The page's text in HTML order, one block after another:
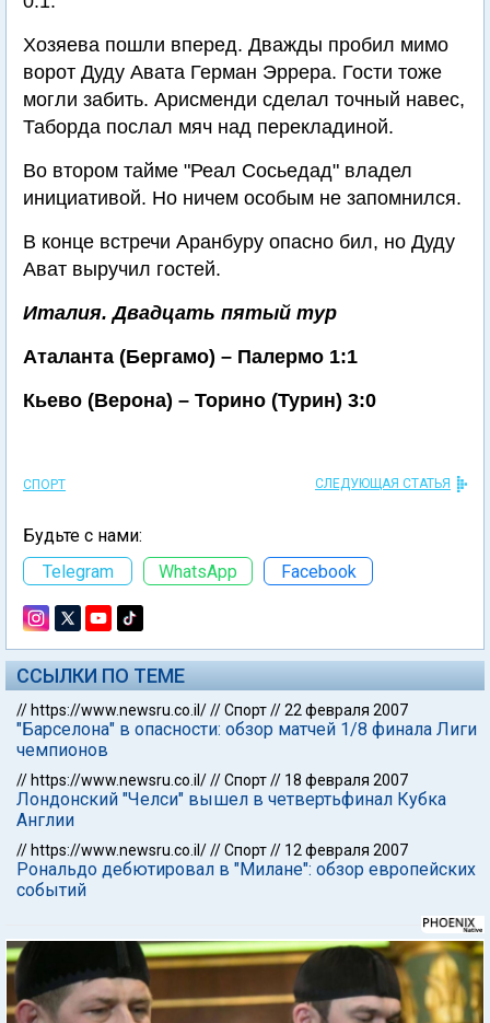
Хозяева пошли вперед. Дважды пробил мимо
ворот Дуду Авата Герман Эррера. Гости тоже
могли забить. Арисменди сделал точный навес,
Таборда послал мяч над перекладиной.
Во втором тайме "Реал Сосьедад" владел
инициативой. Но ничем особым не запомнился.
В конце встречи Аранбуру опасно бил, но Дуду
Ават выручил гостей.
Италия. Двадцать пятый тур
Аталанта (Бергамо) – Палермо 1:1
Кьево (Верона) – Торино (Турин) 3:0
СПОРТ СЛЕДУЮЩАЯ СТАТЬЯ
Будьте с нами:
Telegram
WhatsApp Facebook
ССЫЛКИ ПО ТЕМЕ
// https://www.newsru.co.il///Спорт//22 февраля 2007
"Барселона" в опасности: обзор матчей 1/8 финала Лиги
чемпионов
// https://www.newsru.co.il///Спорт// 18 февраля 2007
Лондонский "Челси" вышел в четвертьфинал Кубка
Англии
// https://www.newsru.co.il///Спорт// 12 февраля 2007
Рональдо дебютировал в "Милане": обзор европейских
событий